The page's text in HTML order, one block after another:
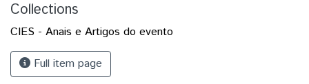
Collections
CIES - Anais e Artigos do evento
Full item page